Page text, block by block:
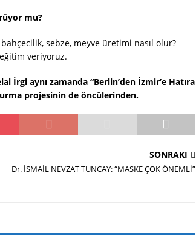
mu?
sebze, meyve üretimi nasıl olur?
veriyoruz.
İrgi aynı zamanda “Berlin’den İzmir’e Hatıra
projesinin de öncülerinden.
SONRAKI
Dr. İSMAİL NEVZAT TUNCAY: “MASKE ÇOK ÖNEMLİ”